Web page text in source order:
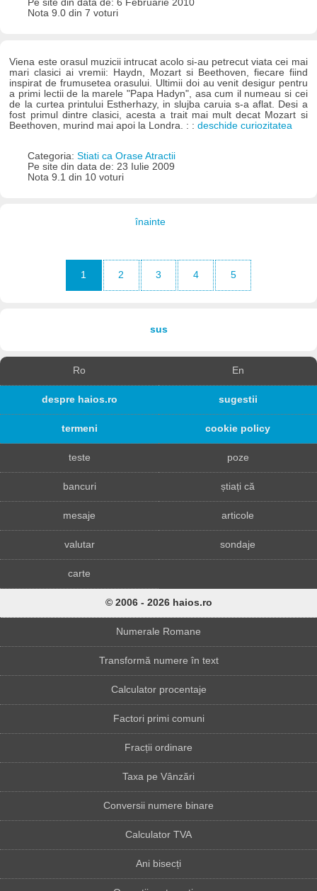
Pe site din data de: 6 Februarie 2010
Nota 9.0 din 7 voturi
Viena este orasul muzicii intrucat acolo si-au petrecut viata cei mai
mari clasici ai vremii: Haydn, Mozart si Beethoven, fiecare fiind
inspirat de frumusetea orasului. Ultimii doi au venit desigur pentru
a primi lectii de la marele "Papa Hadyn", asa cum il numeau si cei
de la curtea printului Estherhazy, in slujba caruia s-a aflat. Desi a
fost primul dintre clasici, acesta a trait mai mult decat Mozart si
Beethoven, murind mai apoi la Londra. : :deschide curiozitatea
Categoria: Stiati ca Orase Atractii
Pe site din data de: 23 Iulie 2009
Nota 9.1 din 10 voturi
înainte
1 2 3 4 5
sus
Ro En
despre haios.ro sugestii
termeni cookie policy
teste poze
bancuri știați că
mesaje articole
valutar sondaje
carte
© 2006 - 2026 haios.ro
Numerale Romane
Transformă numere în text
Calculator procentaje
Factori primi comuni
Fracții ordinare
Taxa pe Vânzări
Conversii numere binare
Calculator TVA
Ani bisecți